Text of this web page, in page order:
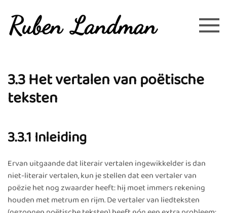
Overslaan en naar de inhoud gaan
3.3 Het vertalen van poëtische
teksten
3.3.1 Inleiding
Ervan uitgaande dat literair vertalen ingewikkelder is dan
niet-literair vertalen, kun je stellen dat een vertaler van
poëzie het nog zwaarder heeft: hij moet immers rekening
houden met metrum en rijm. De vertaler van liedteksten